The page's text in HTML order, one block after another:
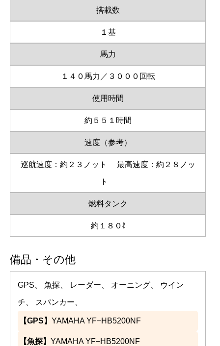
搭載数
１基
馬力
１４０馬力／３０００回転
使用時間
約５５１時間
速度（参考）
巡航速度：約２３ノット 最高速度：約２８ノッ
ト
燃料タンク
約１８０ℓ
備品・その他
GPS、 魚探、 レーダー、 オーニング、 ウイン
チ、 スパンカー、
【GPS】 YAMAHA YF−HB5200NF
【魚探】 YAMAHA YF−HB5200NF